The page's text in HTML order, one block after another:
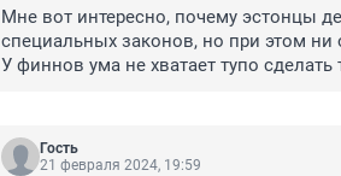
Мне вот интересно, почему эстонцы
специальных законов, но при этом ни
У финнов ума не хватает тупо сделать
Гость
21 февраля 2024, 19:59